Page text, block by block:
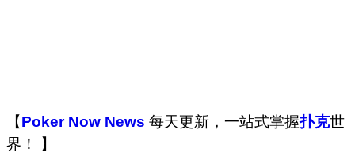
【Poker Now News 每天更新，一站式掌握扑克世
界！ 】